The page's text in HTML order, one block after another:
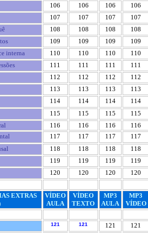
106 106 106 106
107 107 107 107
108 108 108 108
109 109 109 109
interna
110 110 110 110
111 111 111 111
112 112 112 112
113 113 113 113
114 114 114 114
115 115 115 115
116 116 116 116
117 117 117 117
118 118 118 118
119 119 119 119
120 120 120 120
EXTRAS
VÍDEO
AULA
VÍDEO
TEXTO
MP3
AULA
MP3
VÍDEO
121 121 121 121